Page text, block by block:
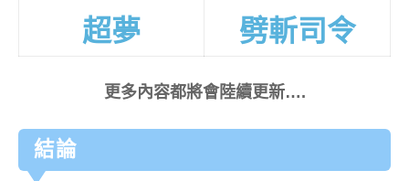
超夢 劈斬司令
更多內容都將會陸續更新….
結論